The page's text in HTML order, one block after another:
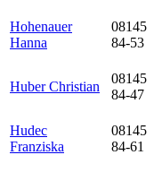
Hohenauer
Hanna
08145
84-53
Huber Christian
08145
84-47
Hudec
Franziska
08145
84-61